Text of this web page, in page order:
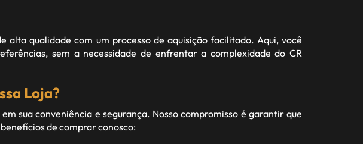
alta qualidade com um processo de aquisição facilitado. Aqui, você
sem a necessidade de enfrentar a complexidade do CR
Loja?
sua conveniência e segurança. Nosso compromisso é garantir que
de comprar conosco: